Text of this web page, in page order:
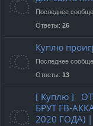
Последнее
Ответы: 26
Куплю
Последнее
Ответы: 13
[ Куплю ]
БРУТ FB-
2020 ГОДА)